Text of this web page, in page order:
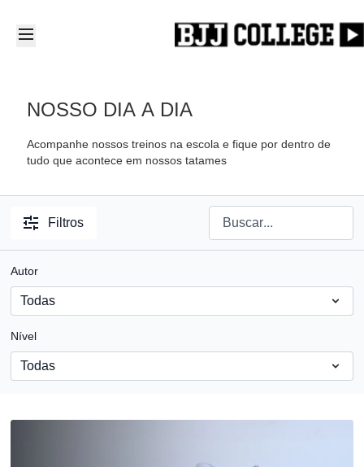
NOSSO DIA A DIA
Acompanhe nossos treinos na escola e fique por dentro de
tudo que acontece em nossos tatames
Filtros
Autor
Nível